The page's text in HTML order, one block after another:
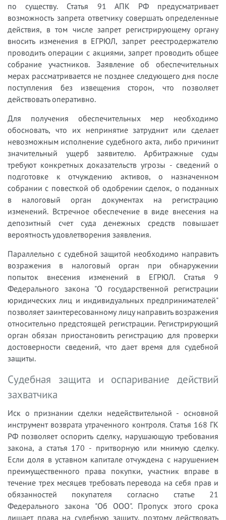
по существу. Статья 91 АПК РФ предусматривает
возможность запрета ответчику совершать определенные
действия, в том числе запрет регистрирующему органу
вносить изменения в ЕГРЮЛ, запрет реестродержателю
проводить операции с акциями, запрет проводить общее
собрание участников. Заявление об обеспечительных
мерах рассматривается не позднее следующего дня после
поступления без извещения сторон, что позволяет
действовать оперативно.
Для получения обеспечительных мер необходимо
обосновать, что их непринятие затруднит или сделает
невозможным исполнение судебного акта, либо причинит
значительный ущерб заявителю. Арбитражные суды
требуют конкретных доказательств угрозы - сведений о
подготовке к отчуждению активов, о назначенном
собрании с повесткой об одобрении сделок, о поданных
в налоговый орган документах на регистрацию
изменений. Встречное обеспечение в виде внесения на
депозитный счет суда денежных средств повышает
вероятность удовлетворения заявления.
Параллельно с судебной защитой необходимо направить
возражения в налоговый орган при обнаружении
попыток внесения изменений в ЕГРЮЛ. Статья 9
Федерального закона "О государственной регистрации
юридических лиц и индивидуальных предпринимателей"
позволяет заинтересованному лицу направить возражения
относительно предстоящей регистрации. Регистрирующий
орган обязан приостановить регистрацию для проверки
достоверности сведений, что дает время для судебной
защиты.
Судебная защита и оспаривание действий
захватчика
Иск о признании сделки недействительной - основной
инструмент возврата утраченного контроля. Статья 168 ГК
РФ позволяет оспорить сделку, нарушающую требования
закона, а статья 170 - притворную или мнимую сделку.
Если доля в уставном капитале отчуждена с нарушением
преимущественного права покупки, участник вправе в
течение трех месяцев требовать перевода на себя прав и
обязанностей покупателя согласно статье 21
Федерального закона "Об ООО". Пропуск этого срока
лишает права на судебную защиту, поэтому действовать